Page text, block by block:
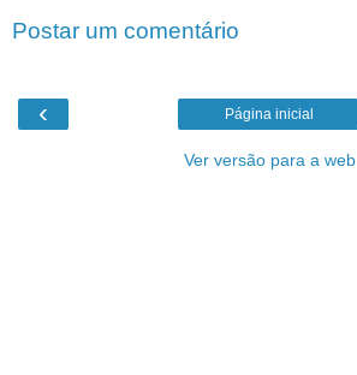
Postar um comentário
‹ Página inicial
Ver versão para a web